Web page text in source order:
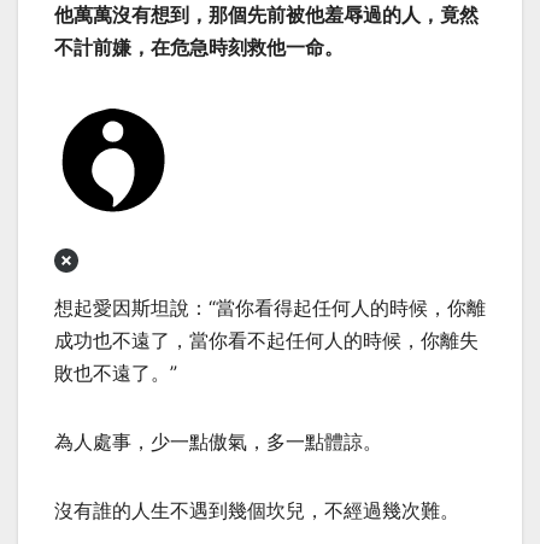
他萬萬沒有想到，那個先前被他羞辱過的人，竟然
不計前嫌，在危急時刻救他一命。
想起愛因斯坦說：“當你看得起任何人的時候，你離
成功也不遠了，當你看不起任何人的時候，你離失
敗也不遠了。”
為人處事，少一點傲氣，多一點體諒。
沒有誰的人生不遇到幾個坎兒，不經過幾次難。